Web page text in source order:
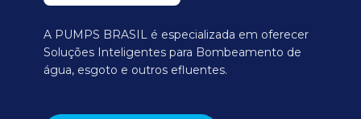
A PUMPS BRASIL é especializada em oferecer
Soluções Inteligentes para Bombeamento de
água, esgoto e outros efluentes.